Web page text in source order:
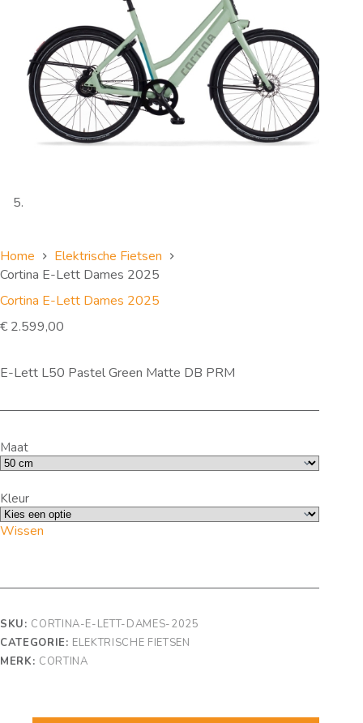
Home
Elektrische Fietsen
Cortina E-Lett Dames 2025
Cortina E-Lett Dames 2025
€ 2.599,00
E-Lett L50 Pastel Green Matte DB PRM
Maat
Kleur
Wissen
SKU: CORTINA-E-LETT-DAMES-2025
CATEGORIE: ELEKTRISCHE FIETSEN
MERK: CORTINA